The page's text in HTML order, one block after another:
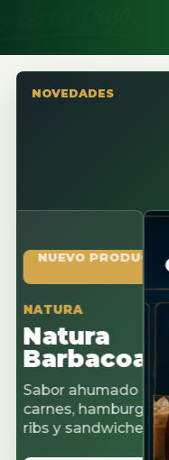
NOVEDADES
PRODUCTO
ahumado para
hamburguesas,
y sandwiches.